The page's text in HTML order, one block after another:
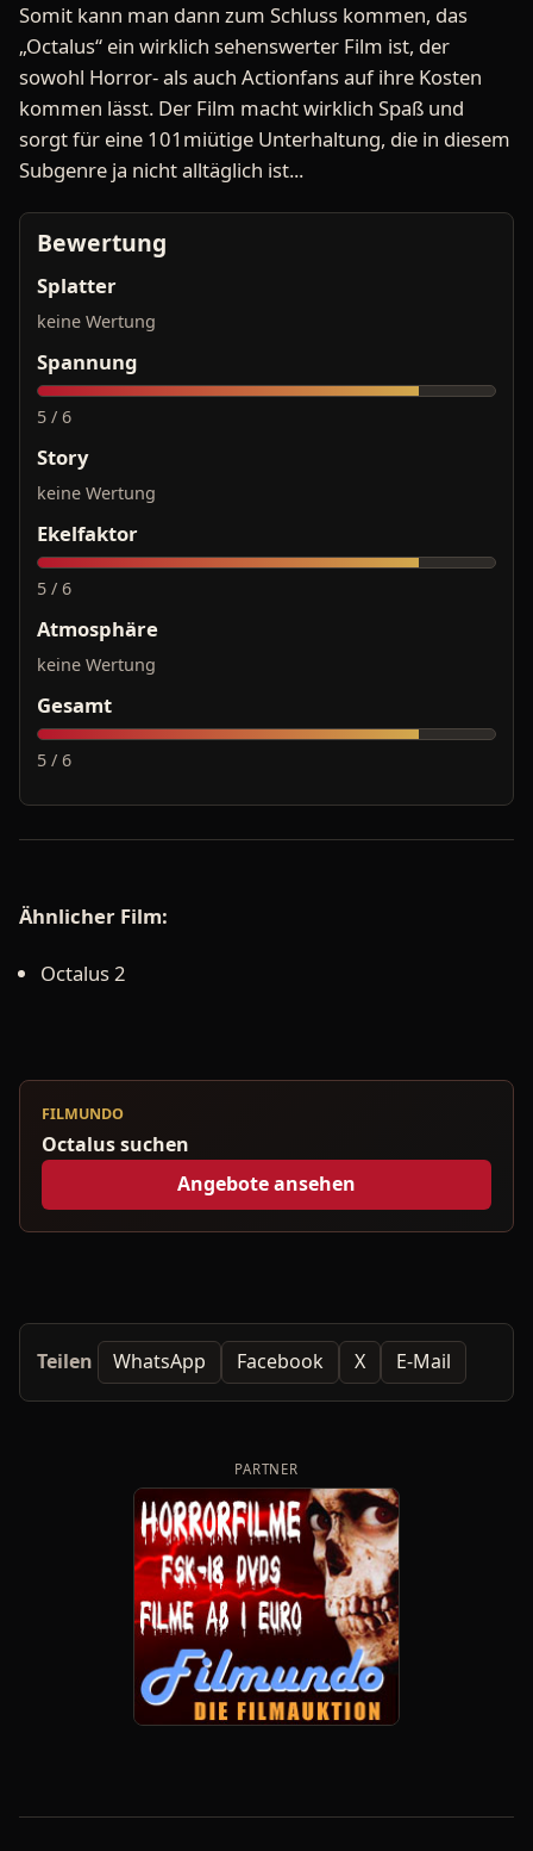
Somit kann man dann zum Schluss kommen, das
„Octalus“ ein wirklich sehenswerter Film ist, der
sowohl Horror- als auch Actionfans auf ihre Kosten
kommen lässt. Der Film macht wirklich Spaß und
sorgt für eine 101miütige Unterhaltung, die in diesem
Subgenre ja nicht alltäglich ist...
Bewertung
Splatter
keine Wertung
Spannung
5 / 6
Story
keine Wertung
Ekelfaktor
5 / 6
Atmosphäre
keine Wertung
Gesamt
5 / 6
Ähnlicher Film:
Octalus 2
FILMUNDO
Octalus suchen
Angebote ansehen
Teilen WhatsApp Facebook X E-Mail
PARTNER